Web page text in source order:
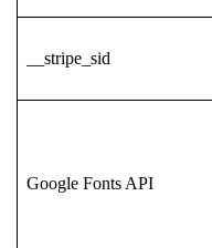
__stripe_sid
Google Fonts API